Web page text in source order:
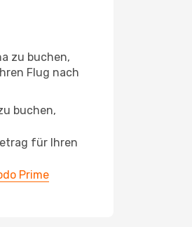
zu buchen,
Flug nach
buchen,
für Ihren
Prime